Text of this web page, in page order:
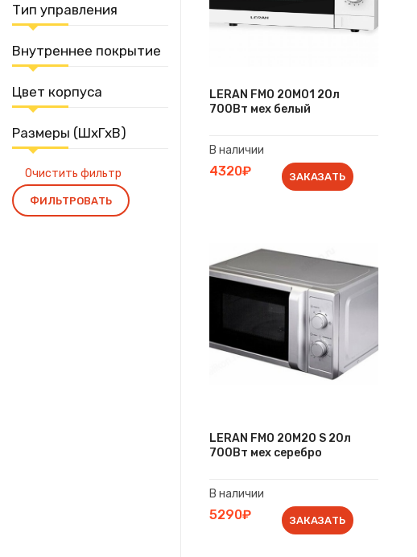
Тип управления
Внутреннее покрытие
Цвет корпуса
Размеры (ШхГхВ)
Очистить фильтр
ФИЛЬТРОВАТЬ
LERAN FMO 20M01 20л
700Вт мех белый
В наличии
4320₽ ЗАКАЗАТЬ
LERAN FMO 20M20 S 20л
700Вт мех серебро
В наличии
5290₽ ЗАКАЗАТЬ